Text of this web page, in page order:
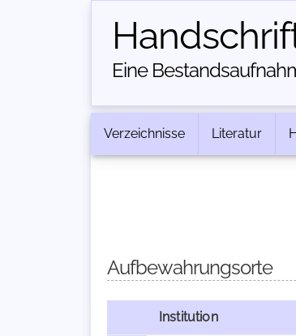
Eine
Verzeichnisse Literatur
Aufbewahrungsorte
Institution